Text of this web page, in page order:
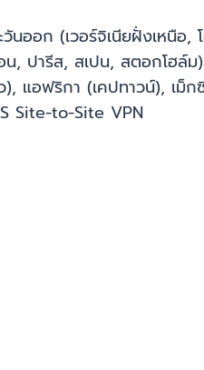
ออก (เวอร์จิเนียฝั่งเหนือ
ปารีส, สเปน, สตอกโฮล์ม
แอฟริกา (เคปทาวน์), เม็
Site-to-Site VPN